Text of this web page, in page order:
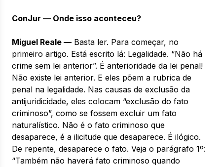
ConJur — Onde isso aconteceu?
Miguel Reale — Basta ler. Para começar, no
primeiro artigo. Está escrito lá: Legalidade. “Não há
crime sem lei anterior”. É anterioridade da lei penal!
Não existe lei anterior. E eles põem a rubrica de
penal na legalidade. Nas causas de exclusão da
antijuridicidade, eles colocam “exclusão do fato
criminoso”, como se fossem excluir um fato
naturalístico. Não é o fato criminoso que
desaparece, é a ilicitude que desaparece. É ilógico.
De repente, desaparece o fato. Veja o parágrafo 1º:
“Também não haverá fato criminoso quando